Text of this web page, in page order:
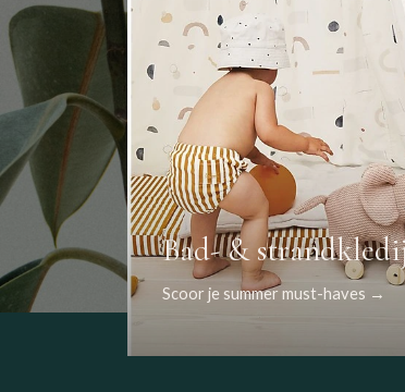
Bad- &
Scoor je summer must-haves →